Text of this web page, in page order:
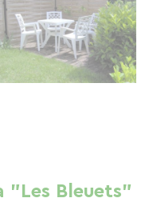
"Les Bleuets"